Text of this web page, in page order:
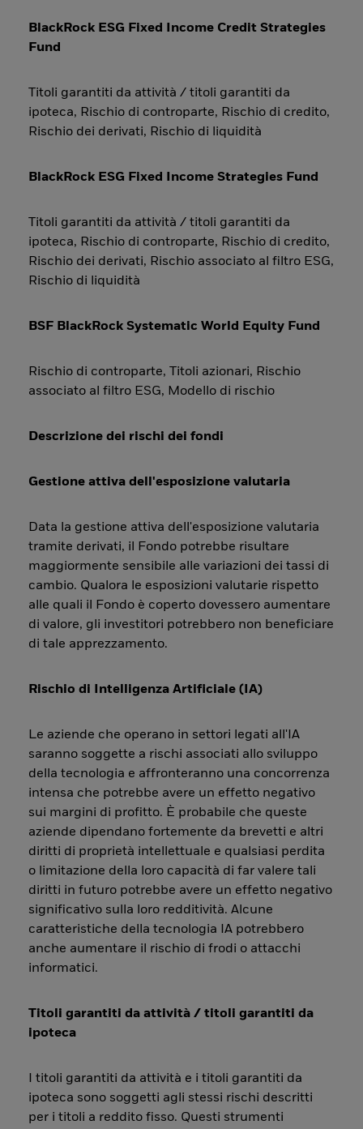
BlackRock ESG Fixed Income Credit Strategies
Fund
Titoli garantiti da attività / titoli garantiti da
ipoteca, Rischio di controparte, Rischio di credito,
Rischio dei derivati, Rischio di liquidità
BlackRock ESG Fixed Income Strategies Fund
Titoli garantiti da attività / titoli garantiti da
ipoteca, Rischio di controparte, Rischio di credito,
Rischio dei derivati, Rischio associato al filtro ESG,
Rischio di liquidità
BSF BlackRock Systematic World Equity Fund
Rischio di controparte, Titoli azionari, Rischio
associato al filtro ESG, Modello di rischio
Descrizione dei rischi dei fondi
Gestione attiva dell'esposizione valutaria
Data la gestione attiva dell'esposizione valutaria
tramite derivati, il Fondo potrebbe risultare
maggiormente sensibile alle variazioni dei tassi di
cambio. Qualora le esposizioni valutarie rispetto
alle quali il Fondo è coperto dovessero aumentare
di valore, gli investitori potrebbero non beneficiare
di tale apprezzamento.
Rischio di Intelligenza Artificiale (IA)
Le aziende che operano in settori legati all'IA
saranno soggette a rischi associati allo sviluppo
della tecnologia e affronteranno una concorrenza
intensa che potrebbe avere un effetto negativo
sui margini di profitto. È probabile che queste
aziende dipendano fortemente da brevetti e altri
diritti di proprietà intellettuale e qualsiasi perdita
o limitazione della loro capacità di far valere tali
diritti in futuro potrebbe avere un effetto negativo
significativo sulla loro redditività. Alcune
caratteristiche della tecnologia IA potrebbero
anche aumentare il rischio di frodi o attacchi
informatici.
Titoli garantiti da attività / titoli garantiti da
ipoteca
I titoli garantiti da attività e i titoli garantiti da
ipoteca sono soggetti agli stessi rischi descritti
per i titoli a reddito fisso. Questi strumenti